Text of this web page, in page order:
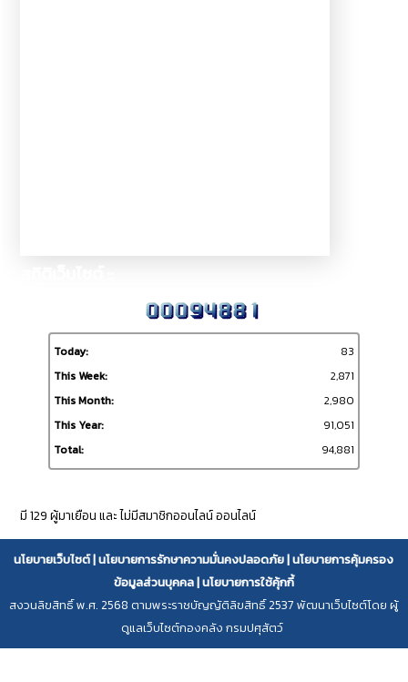
Today:
83
This Week:
2,871
This Month:
2,980
This Year:
91,051
Total:
94,881
มี 129 ผู้มาเยือน และ ไม่มีสมาชิกออนไลน์ ออนไลน์
นโยบายเว็บไซต์|นโยบายการรักษาความมั่นคงปลอดภัย|นโยบายการคุ้มครอง
ข้อมูลส่วนบุคคล|นโยบายการใช้คุ้กกี้
สงวนลิขสิทธิ์ พ.ศ. 2568 ตามพระราชบัญญัติลิขสิทธิ์ 2537 พัฒนาเว็บไซต์โดย ผู้
ดูแลเว็บไซต์กองคลัง กรมปศุสัตว์